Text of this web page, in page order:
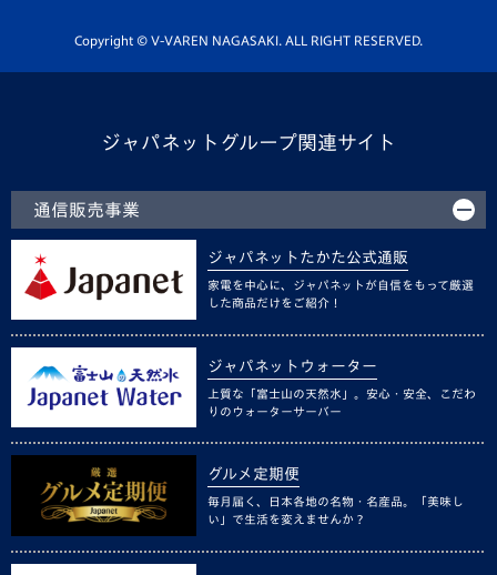
ホームタウン活動
Copyright © V-VAREN NAGASAKI. ALL RIGHT RESERVED.
ジャパネットグループ関連サイト
通信販売事業
ジャパネットたかた公式通販
家電を中心に、ジャパネットが自信をもって厳選
した商品だけをご紹介！
ジャパネットウォーター
上質な「富士山の天然水」。安心・安全、こだわ
りのウォーターサーバー
グルメ定期便
毎月届く、日本各地の名物・名産品。「美味し
い」で生活を変えませんか？